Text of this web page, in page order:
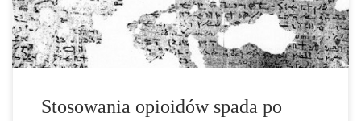
oraz University of California […]
Stosowania opioidów spada po